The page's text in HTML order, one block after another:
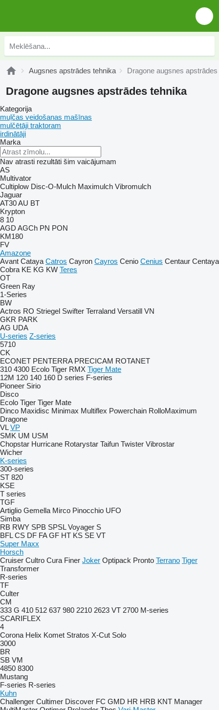
Augsnes apstrādes tehnika Dragone augsnes
Dragone augsnes apstrādes tehnika
Kategorija
muļčas veidošanas mašīnas
mulčētāji traktoram
irdinātāji
Marka
Nav atrasti rezultāti šim vaicājumam
AS
Multivator
Cultiplow Disc-O-Mulch Maximulch Vibromulch
Jaguar
AT30AU BT
Krypton
8 10
AGD AGCh PN PON
KM180
FV
Amazone
Avant Cataya Catros Cayron Cayros Cenio Cenius Centaur Centaya
Cobra KE KG KW Teres
OT
Green Ray
1-Series
BW
Actros RO Striegel Swifter Terraland Versatill VN
GKR PARK
AG UDA
U-series Z-series
5710
CK
ECONET PENTERRA PRECICAM ROTANET
310 4300 Ecolo Tiger RMX Tiger Mate
12M 120 140 160 D series F-series
Pioneer Sirio
Disco
Ecolo Tiger Tiger Mate
Dinco Maxidisc Minimax Multiflex Powerchain RolloMaximum
Dragone
VL VP
SMK UM USM
Chopstar Hurricane Rotarystar Taifun Twister Vibrostar
Wicher
K-series
300-series
ST 820
KSE
T series
TGF
Artiglio Gemella Mirco Pinocchio UFO
Simba
RB RWY SPB SPSL Voyager S
BFL CS DF FA GF HT KS SE VT
Super Maxx
Horsch
Cruiser Cultro Cura Finer Joker Optipack Pronto Terrano Tiger
Transformer
R-series
TF
Culter
CM
333 G 410 512 637 980 2210 2623 VT 2700 M-series
SCARIFLEX
4
Corona Helix Komet Stratos X-Cut Solo
3000
BR
SB VM
4850 8300
Mustang
F-series R-series
Kuhn
Challenger Cultimer Discover FC GMD HR HRB KNT Manager